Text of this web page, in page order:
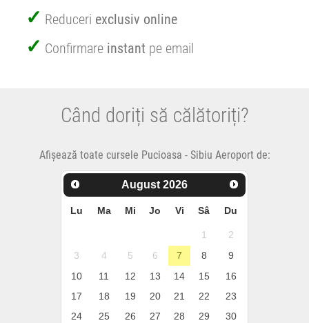
Reduceri exclusiv online
Confirmare instant pe email
Când doriți să călătoriți?
Afișează toate cursele Pucioasa - Sibiu Aeroport de:
August 2026
Lu Ma Mi Jo Vi Sâ Du
1
2
3
4 5 6 7 8
9
10
11 12 13 14 15
16
17
18 19 20 21 22
23
24
25 26 27 28 29
30